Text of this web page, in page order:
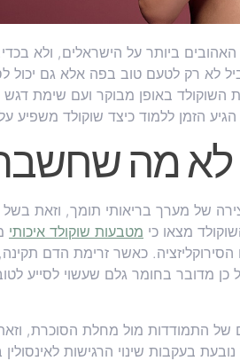
ביותר על הישראלים, ולא
לא רק לטעם טוב בפה אלא גם
השוקולד באופן מבוקר ועם שימת
הזמן ללמוד כיצד שוקולד משפיע
לא מה
של מערך בריאותי תומך, וזאת בשל
מצאו כי מטבעות שוקולד איכותי
כאשר זרימת הדם
מדובר בחומר גלם שעשוי לסייע
של התמודדות מול מחלת הסוכרת,
בעקבות שינוי הרגישות